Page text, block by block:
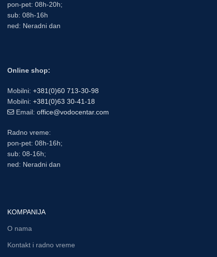
pon-pet: 08h-20h;
sub: 08h-16h
ned: Neradni dan
Online shop:
Mobilni: +381(0)60 713-30-98
Mobilni: +381(0)63 30-41-18
Email: office@vodocentar.com
Radno vreme:
pon-pet: 08h-16h;
sub: 08-16h;
ned: Neradni dan
KOMPANIJA
O nama
Kontakt i radno vreme